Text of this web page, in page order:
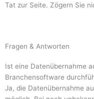
Tat zur Seite. Zögern Sie
Fragen & Antworten
Ist eine Datenübernahme
Branchensoftware
Ja, die Datenübernahme